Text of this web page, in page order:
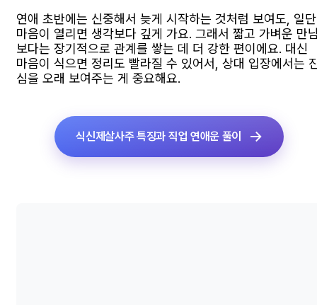
연애 초반에는 신중해서 늦게 시작하는 것처럼 보여도, 일단
마음이 열리면 생각보다 깊게 가요. 그래서 짧고 가벼운 만
보다는 장기적으로 관계를 쌓는 데 더 강한 편이에요. 대신
마음이 식으면 정리도 빨라질 수 있어서, 상대 입장에서는
심을 오래 보여주는 게 중요해요.
식신제살사주 특징과 직업 연애운 풀이